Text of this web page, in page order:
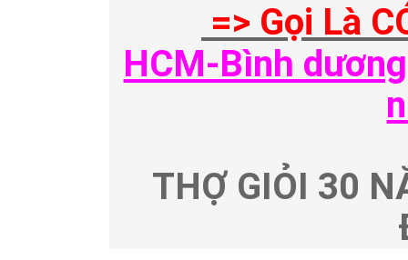
=> Gọi Là
HCM-Bình
THỢ GIỎI 30